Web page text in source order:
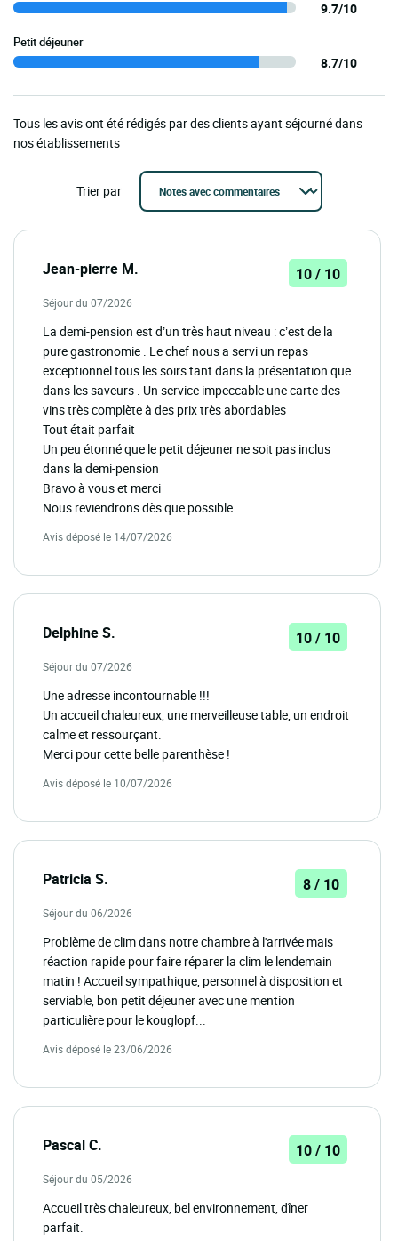
9.7/10
Petit déjeuner
8.7/10
Tous les avis ont été rédigés par des clients ayant séjourné dans
nos établissements
Trier par
Jean-pierre M. 10 / 10
Séjour du 07/2026
La demi-pension est d’un très haut niveau : c’est de la
pure gastronomie . Le chef nous a servi un repas
exceptionnel tous les soirs tant dans la présentation que
dans les saveurs . Un service impeccable une carte des
vins très complète à des prix très abordables
Tout était parfait
Un peu étonné que le petit déjeuner ne soit pas inclus
dans la demi-pension
Bravo à vous et merci
Nous reviendrons dès que possible
Avis déposé le 14/07/2026
Delphine S. 10 / 10
Séjour du 07/2026
Une adresse incontournable !!!
Un accueil chaleureux, une merveilleuse table, un endroit
calme et ressourçant.
Merci pour cette belle parenthèse !
Avis déposé le 10/07/2026
Patricia S. 8 / 10
Séjour du 06/2026
Problème de clim dans notre chambre à l'arrivée mais
réaction rapide pour faire réparer la clim le lendemain
matin ! Accueil sympathique, personnel à disposition et
serviable, bon petit déjeuner avec une mention
particulière pour le kouglopf...
Avis déposé le 23/06/2026
Pascal C. 10 / 10
Séjour du 05/2026
Accueil très chaleureux, bel environnement, dîner
parfait.